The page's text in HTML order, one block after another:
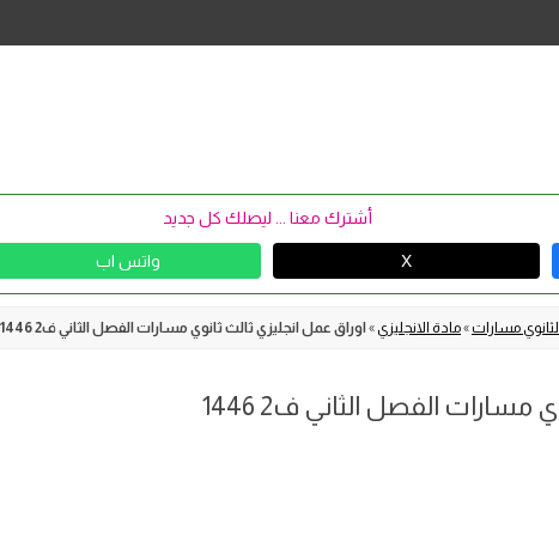
أشترك معنا ... ليصلك كل جديد
X واتس اب
مسارات»مادة الانجليزي » اوراق عمل انجليزي ثالث ثانوي مسارات الفصل الثاني ف2 1446
الفصل الثاني ف2 1446